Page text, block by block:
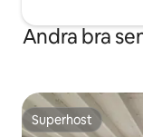
Andra bra
Superhost
Superhost